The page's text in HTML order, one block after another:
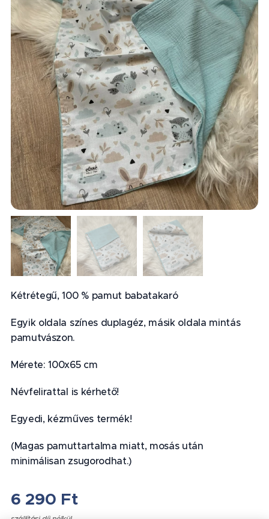
Kétrétegű, 100 % pamut babatakaró
Egyik oldala színes duplagéz, másik oldala mintás
pamutvászon.
Mérete: 100x65 cm
Névfelirattal is kérhető!
Egyedi, kézműves termék!
(Magas pamuttartalma miatt, mosás után
minimálisan zsugorodhat.)
6 290 Ft